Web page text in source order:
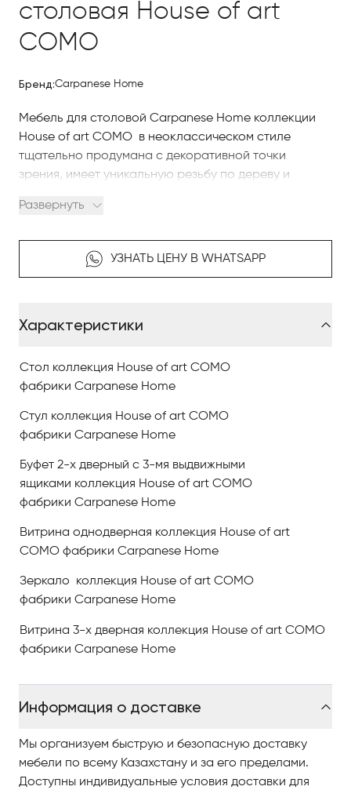
столовая House of art
COMO
Бренд:Carpanese Home
Мебель для столовой Carpanese Home коллекции
House of art COMO в неоклассическом стиле
тщательно продумана с декоративной точки
зрения, имеет уникальную резьбу по дереву и
штрихи к коллекции.
Перфекционизм этой коллекции итальянской
мебели для столовой проявляется в деталях.
характер и свою эстетику, провоцирующую на
Коллекция создаёт в интерьере атмосферу
времени элегантности.
В коллекцию мебели для столовой входят: стол,
стулья, буфет, зеркало, одно дверная витрина, 3-х
дверная витрина.
Развернуть
УЗНАТЬ ЦЕНУ В WHATSAPP
Характеристики
Стол коллекция House of art COMO
фабрики Carpanese Home
Стул коллекция House of art COMO
фабрики Carpanese Home
Буфет 2-х дверный с 3-мя выдвижными
ящиками коллекция House of art COMO
фабрики Carpanese Home
Витрина однодверная коллекция House of art
COMO фабрики Carpanese Home
Зеркало коллекция House of art COMO
фабрики Carpanese Home
Витрина 3-х дверная коллекция House of art COMO
фабрики Carpanese Home
Информация о доставке
Мы организуем быструю и безопасную доставку
мебели по всему Казахстану и за его пределами.
Доступны индивидуальные условия доставки для